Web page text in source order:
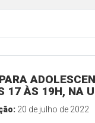
17 ÀS 19H, NA
20 de julho de 2022